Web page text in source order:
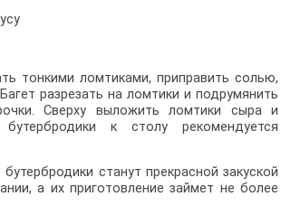
тонкими ломтиками, приправить солью,
разрезать на ломтики и подрумянить
Сверху выложить ломтики сыра и
к столу рекомендуется
станут прекрасной закуской
а их приготовление займет не более